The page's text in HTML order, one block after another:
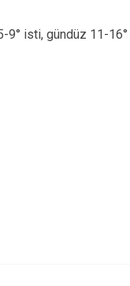
9° isti, gündüz 11-